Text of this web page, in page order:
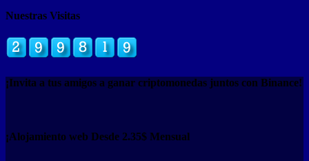
Nuestras Visitas
¡Invita a tus amigos a ganar criptomonedas juntos con Binance!
¡Alojamiento web Desde 2.35$ Mensual